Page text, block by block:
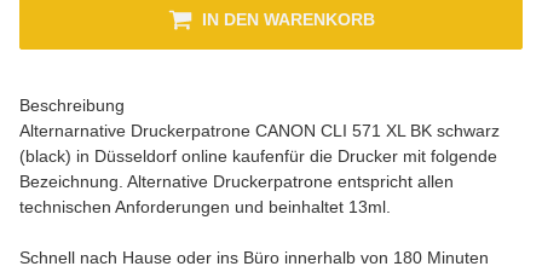
IN DEN WARENKORB
Beschreibung
Alternarnative Druckerpatrone CANON CLI 571 XL BK schwarz
(black) in Düsseldorf online kaufenfür die Drucker mit folgende
Bezeichnung. Alternative Druckerpatrone entspricht allen
technischen Anforderungen und beinhaltet 13ml.
Schnell nach Hause oder ins Büro innerhalb von 180 Minuten